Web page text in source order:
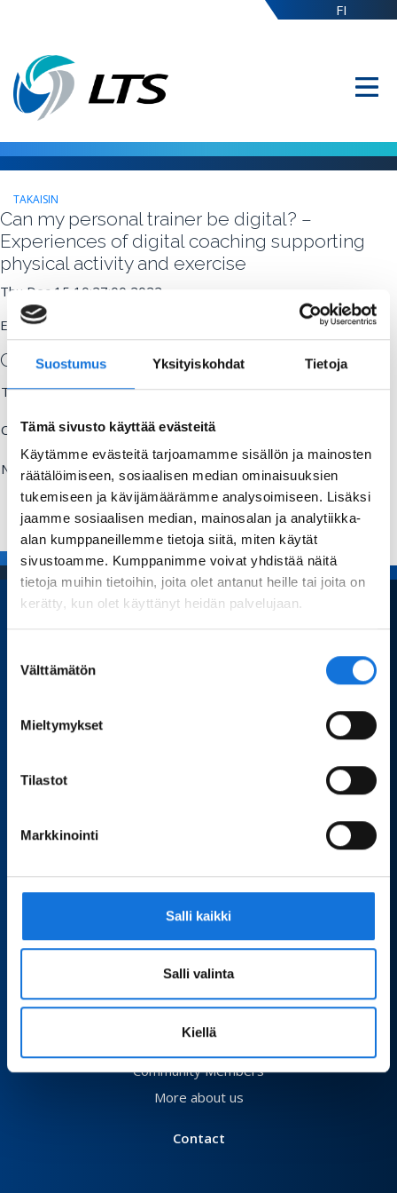
Suostumus Yksityiskohdat Tietoja
Tämä sivusto käyttää evästeitä
Käytämme evästeitä tarjoamamme sisällön ja mainosten
räätälöimiseen, sosiaalisen median ominaisuuksien
tukemiseen ja kävijämäärämme analysoimiseen. Lisäksi
jaamme sosiaalisen median, mainosalan ja analytiikka-
alan kumppaneillemme tietoja siitä, miten käytät
sivustoamme. Kumppanimme voivat yhdistää näitä
tietoja muihin tietoihin, joita olet antanut heille tai joita on
kerätty, kun olet käyttänyt heidän palvelujaan.
valinta
Välttämätön
Mieltymykset
Tilastot
Markkinointi
Salli kaikki
Salli valinta
Kiellä
FI
TAKAISIN
Can my personal trainer be digital? –
Experiences of digital coaching supporting
physical activity and exercise
Thu Dec 15 10:27:00 2022
Eeva Kettunen, University of Jyväskylä
Commenting
Title:
Comment:
Name:
Send
Actors and Networks
Events
About us
Community Members
More about us
Contact